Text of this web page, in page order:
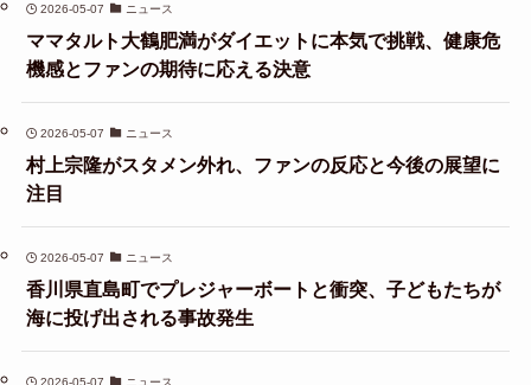
2026-05-07 ニュース
ママタルト大鶴肥満がダイエットに本気で挑戦、健康危
機感とファンの期待に応える決意
2026-05-07 ニュース
村上宗隆がスタメン外れ、ファンの反応と今後の展望に
注目
2026-05-07 ニュース
香川県直島町でプレジャーボートと衝突、子どもたちが
海に投げ出される事故発生
2026-05-07 ニュース